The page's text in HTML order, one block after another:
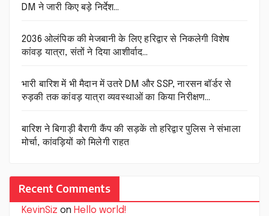
DM ने जारी किए बड़े निर्देश…
2036 ओलंपिक की मेजबानी के लिए हरिद्वार से निकलेगी विशेष
कांवड़ यात्रा, संतों ने दिया आशीर्वाद…
भारी बारिश में भी मैदान में उतरे DM और SSP, नारसन बॉर्डर से
रुड़की तक कांवड़ यात्रा व्यवस्थाओं का किया निरीक्षण…
बारिश ने बिगाड़ी बैरागी कैंप की सड़कें तो हरिद्वार पुलिस ने संभाला
मोर्चा, कांवड़ियों को मिलेगी राहत
Recent Comments
KevinSiz on Hello world!